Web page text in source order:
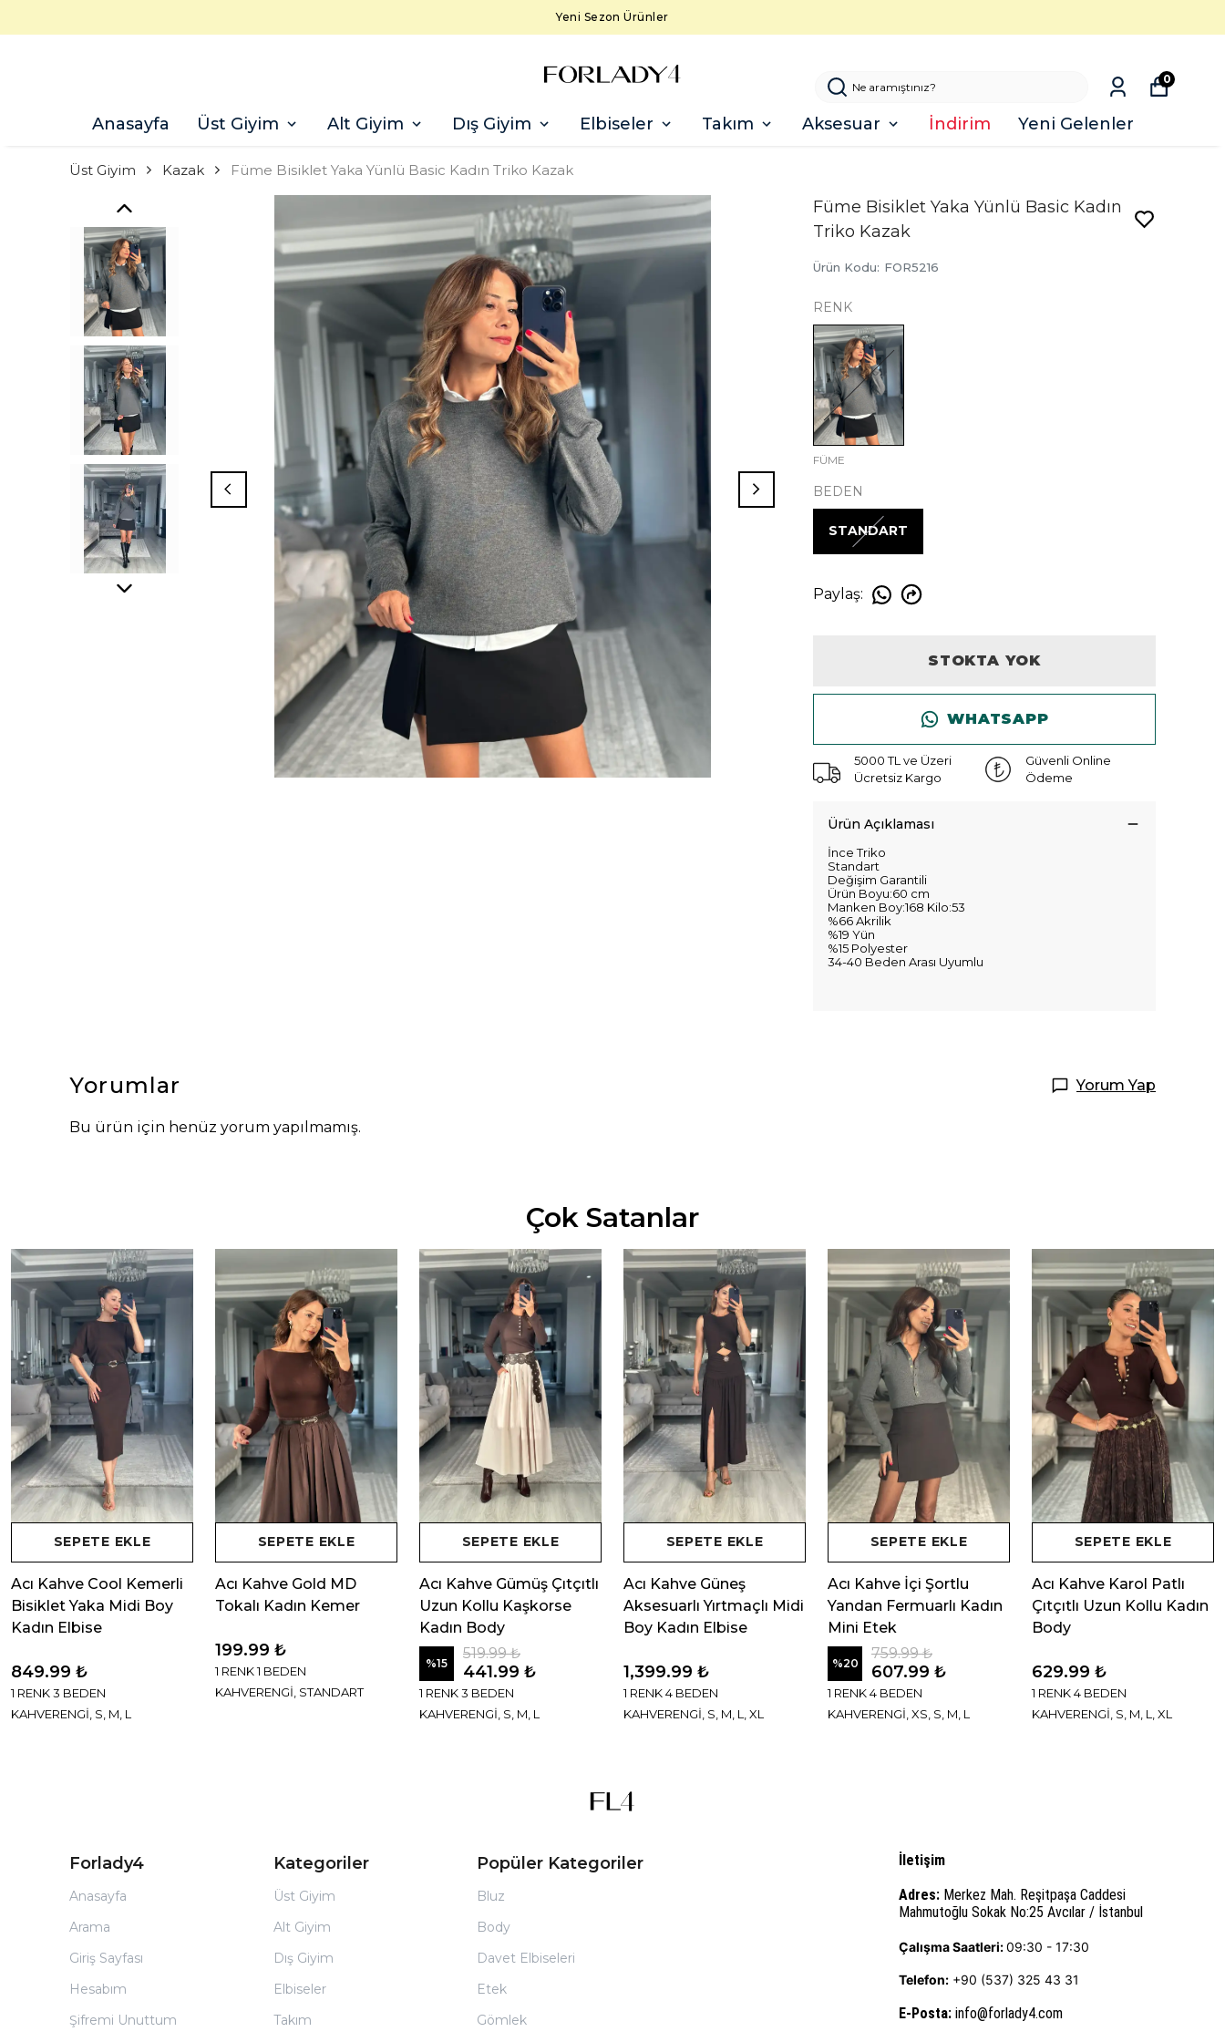
Yeni Sezon Ürünler
Anasayfa Üst Giyim Alt Giyim Dış Giyim Elbiseler Takım Aksesuar İndirim Yeni Gelenler
0
Üst Giyim Kazak Füme Bisiklet Yaka Yünlü Basic Kadın Triko Kazak
Füme Bisiklet Yaka Yünlü Basic Kadın
Triko Kazak
Ürün Kodu: FOR5216
RENK
FÜME
BEDEN
STANDART
Paylaş:
STOKTA YOK
WHATSAPP
5000 TL ve Üzeri
Ücretsiz Kargo
Güvenli Online
Ödeme
Ürün Açıklaması
İnce Triko
Standart
Değişim Garantili
Ürün Boyu:60 cm
Manken Boy:168 Kilo:53
%66 Akrilik
%19 Yün
%15 Polyester
34-40 Beden Arası Uyumlu
Yorumlar Yorum Yap
Bu ürün için henüz yorum yapılmamış.
Çok Satanlar
SEPETE EKLE
Acı Kahve Cool Kemerli
Bisiklet Yaka Midi Boy
Kadın Elbise
849.99 ₺
1 RENK 3 BEDEN
KAHVERENGİ, S, M, L
SEPETE EKLE
Acı Kahve Gold MD
Tokalı Kadın Kemer
199.99 ₺
1 RENK 1 BEDEN
KAHVERENGİ, STANDART
SEPETE EKLE
Acı Kahve Gümüş Çıtçıtlı
Uzun Kollu Kaşkorse
Kadın Body
%15
519.99 ₺
441.99 ₺
1 RENK 3 BEDEN
KAHVERENGİ, S, M, L
SEPETE EKLE
Acı Kahve Güneş
Aksesuarlı Yırtmaçlı Midi
Boy Kadın Elbise
1,399.99 ₺
1 RENK 4 BEDEN
KAHVERENGİ, S, M, L, XL
SEPETE EKLE
Acı Kahve İçi Şortlu
Yandan Fermuarlı Kadın
Mini Etek
%20
759.99 ₺
607.99 ₺
1 RENK 4 BEDEN
KAHVERENGİ, XS, S, M, L
SEPETE EKLE
Acı Kahve Karol Patlı
Çıtçıtlı Uzun Kollu Kadın
Body
629.99 ₺
1 RENK 4 BEDEN
KAHVERENGİ, S, M, L, XL
Forlady4
Anasayfa
Arama
Giriş Sayfası
Hesabım
Şifremi Unuttum
Kategoriler
Üst Giyim
Alt Giyim
Dış Giyim
Elbiseler
Takım
Popüler Kategoriler
Bluz
Body
Davet Elbiseleri
Etek
Gömlek
İletişim
Adres: Merkez Mah. Reşitpaşa Caddesi
Mahmutoğlu Sokak No:25 Avcılar / İstanbul
Çalışma Saatleri:09:30 - 17:30
Telefon: +90 (537) 325 43 31
E-Posta: info@forlady4.com